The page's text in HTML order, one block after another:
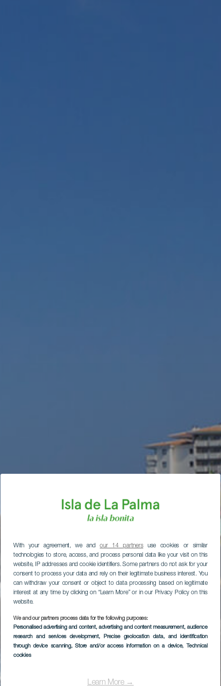
With your agreement, we andour 14 partnersuse cookies or similar
technologies to store, access, and process personal data like your visit on this
website, IP addresses and cookie identifiers. Some partners do not ask for your
consent to process your data and rely on their legitimate business interest. You
can withdraw your consent or object to data processing based on legitimate
interest at any time by clicking on “Learn More” or in our Privacy Policy on this
website.
We and our partners process data for the following purposes:
Personalised advertising and content, advertising and content measurement, audience
research and services development, Precise geolocation data, and identification
through device scanning, Store and/or access information on a device, Technical
cookies
Learn More →